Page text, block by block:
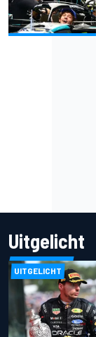
Uitgelicht
UITGELICHT